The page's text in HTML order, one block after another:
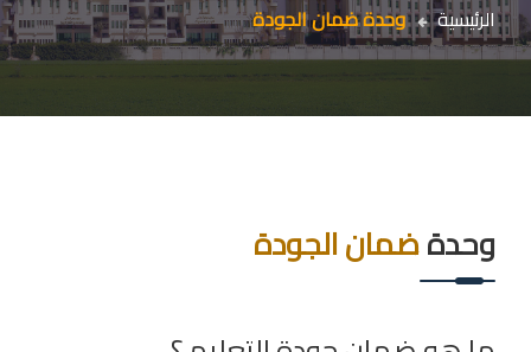
الرئيسية وحدة ضمان الجودة
وحدةضمان الجودة